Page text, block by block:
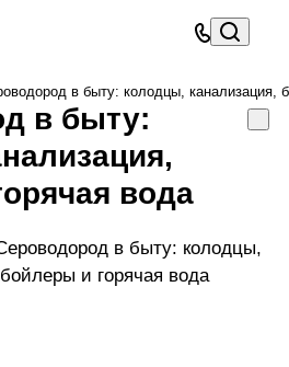
в быту: колодцы, канализация,
в быту:
вода